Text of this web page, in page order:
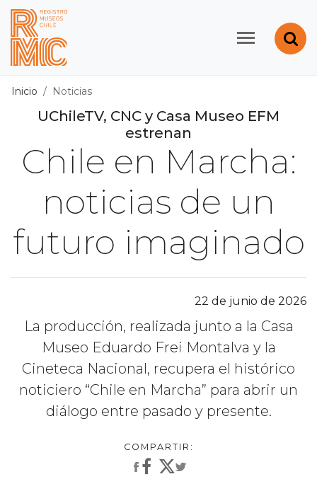
Contenido principal
Registro de Museos
Inicio Noticias
UChileTV, CNC y Casa Museo EFM
estrenan
Chile en Marcha:
noticias de un
futuro imaginado
22 de junio de 2026
La producción, realizada junto a la Casa
Museo Eduardo Frei Montalva y la
Cineteca Nacional, recupera el histórico
noticiero “Chile en Marcha” para abrir un
diálogo entre pasado y presente.